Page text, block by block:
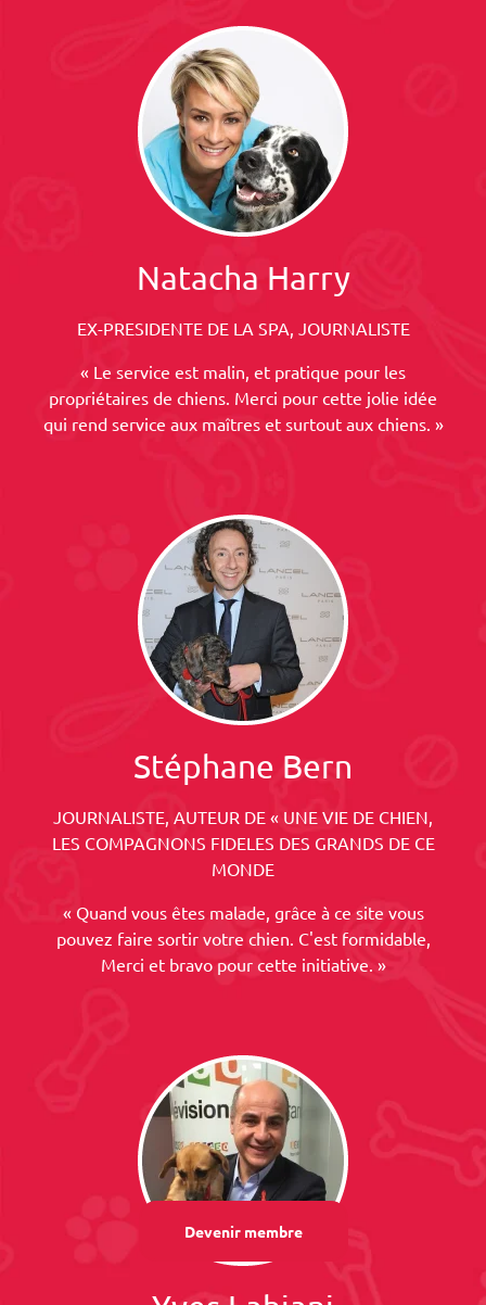
Devenir membre
Natacha Harry
EX-PRESIDENTE DE LA SPA, JOURNALISTE
« Le service est malin, et pratique pour les
propriétaires de chiens. Merci pour cette jolie idée
qui rend service aux maîtres et surtout aux chiens. »
Stéphane Bern
JOURNALISTE, AUTEUR DE « UNE VIE DE CHIEN,
LES COMPAGNONS FIDELES DES GRANDS DE CE
MONDE
« Quand vous êtes malade, grâce à ce site vous
pouvez faire sortir votre chien. C'est formidable,
Merci et bravo pour cette initiative. »